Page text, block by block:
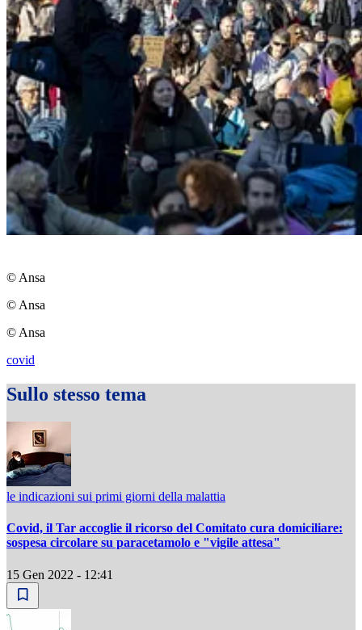
© Ansa
© Ansa
© Ansa
covid
Sullo stesso tema
le indicazioni sui primi giorni della malattia
Covid, il Tar accoglie il ricorso del Comitato cura domiciliare:
sospesa circolare su paracetamolo e "vigile attesa"
15 Gen 2022 - 12:41